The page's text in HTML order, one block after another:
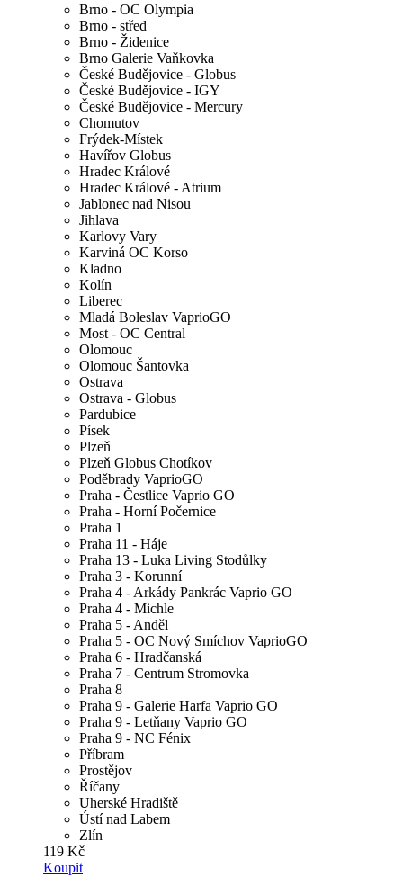
Brno - OC Olympia
Brno - střed
Brno - Židenice
Brno Galerie Vaňkovka
České Budějovice - Globus
České Budějovice - IGY
České Budějovice - Mercury
Chomutov
Frýdek-Místek
Havířov Globus
Hradec Králové
Hradec Králové - Atrium
Jablonec nad Nisou
Jihlava
Karlovy Vary
Karviná OC Korso
Kladno
Kolín
Liberec
Mladá Boleslav VaprioGO
Most - OC Central
Olomouc
Olomouc Šantovka
Ostrava
Ostrava - Globus
Pardubice
Písek
Plzeň
Plzeň Globus Chotíkov
Poděbrady VaprioGO
Praha - Čestlice Vaprio GO
Praha - Horní Počernice
Praha 1
Praha 11 - Háje
Praha 13 - Luka Living Stodůlky
Praha 3 - Korunní
Praha 4 - Arkády Pankrác Vaprio GO
Praha 4 - Michle
Praha 5 - Anděl
Praha 5 - OC Nový Smíchov VaprioGO
Praha 6 - Hradčanská
Praha 7 - Centrum Stromovka
Praha 8
Praha 9 - Galerie Harfa Vaprio GO
Praha 9 - Letňany Vaprio GO
Praha 9 - NC Fénix
Příbram
Prostějov
Říčany
Uherské Hradiště
Ústí nad Labem
Zlín
119 Kč
Koupit